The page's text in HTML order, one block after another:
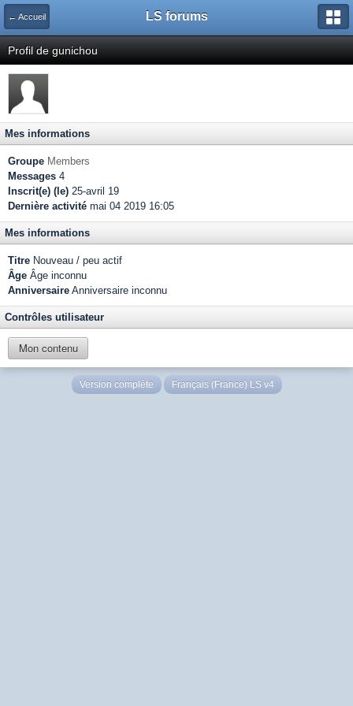
← Accueil LS forums
Profil de gunichou
Mes informations
Groupe Members
Messages 4
Inscrit(e) (le) 25-avril 19
Dernière activité mai 04 2019 16:05
Mes informations
Titre Nouveau / peu actif
Âge Âge inconnu
Anniversaire Anniversaire inconnu
Contrôles utilisateur
Mon contenu
Version complète Français (France) LS v4